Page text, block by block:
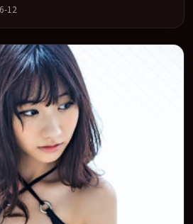
表演与视听上力求统一。定于 2020-05-
步亮相，2020 年度话题片中口碑稳健，
的观众完整观看。
12